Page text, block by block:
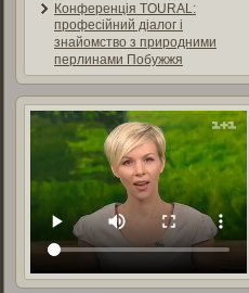
Конференція TOURAL:
професійний діалог і
знайомство з природними
перлинами Побужжя